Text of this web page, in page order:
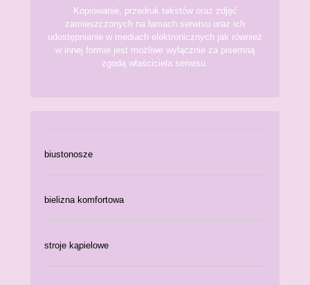
Kopiowanie, przedruk tekstów oraz zdjęć
zamieszczonych na łamach serwisu oraz ich
udostępnianie w mediach elektronicznych jak również
w innej formie jest możliwe wyłącznie za pisemną
zgodą właściciela serwisu.
biustonosze
bielizna komfortowa
stroje kąpielowe